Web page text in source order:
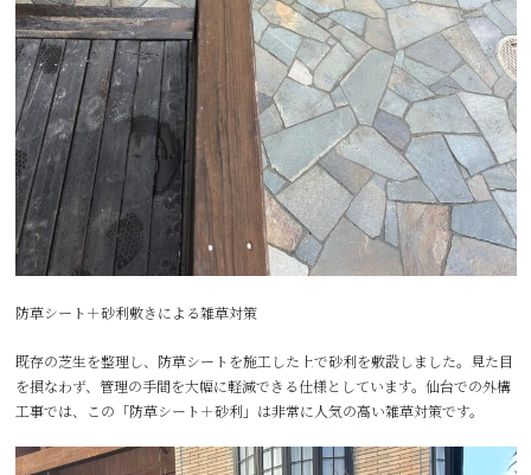
防草シート＋砂利敷きによる雑草対策
既存の芝生を整理し、防草シートを施工した上で砂利を敷設しました。見た目
を損なわず、管理の手間を大幅に軽減できる仕様としています。仙台での外構
工事では、この「防草シート＋砂利」は非常に人気の高い雑草対策です。